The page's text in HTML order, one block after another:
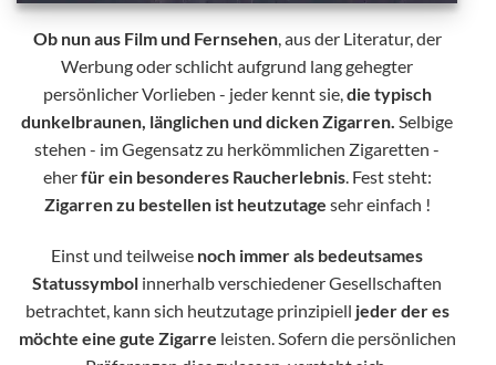
Ob nun aus Film und Fernsehen, aus der Literatur, der
Werbung oder schlicht aufgrund lang gehegter
persönlicher Vorlieben - jeder kennt sie,die typisch
dunkelbraunen, länglichen und dicken Zigarren. Selbige
stehen - im Gegensatz zu herkömmlichen Zigaretten -
eherfür ein besonderes Raucherlebnis. Fest steht:
Zigarren zu bestellen ist heutzutage sehr einfach !
Einst und teilweise noch immer als bedeutsames
Statussymbol innerhalb verschiedener Gesellschaften
betrachtet, kann sich heutzutage prinzipiell jeder der es
möchte eine gute Zigarre leisten. Sofern die persönlichen